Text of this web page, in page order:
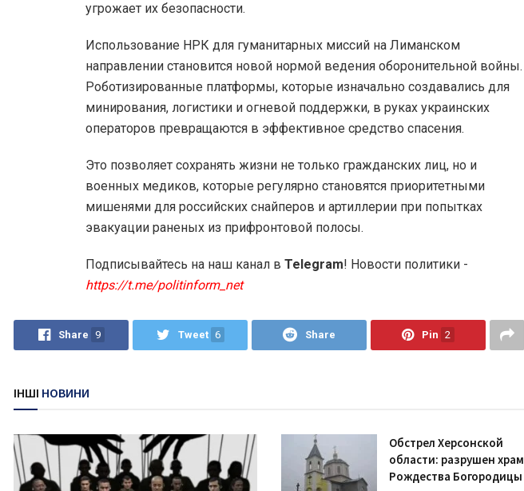
угрожает их безопасности.
Использование НРК для гуманитарных миссий на Лиманском
направлении становится новой нормой ведения оборонительной войны.
Роботизированные платформы, которые изначально создавались для
минирования, логистики и огневой поддержки, в руках украинских
операторов превращаются в эффективное средство спасения.
Это позволяет сохранять жизни не только гражданских лиц, но и
военных медиков, которые регулярно становятся приоритетными
мишенями для российских снайперов и артиллерии при попытках
эвакуации раненых из прифронтовой полосы.
Подписывайтесь на наш канал в Telegram! Новости политики -
https://t.me/politinform_net
Share 9 Tweet 6 Share Pin 2
ІНШІ НОВИНИ
Обстрел Херсонской
области: разрушен храм
Рождества Богородицы